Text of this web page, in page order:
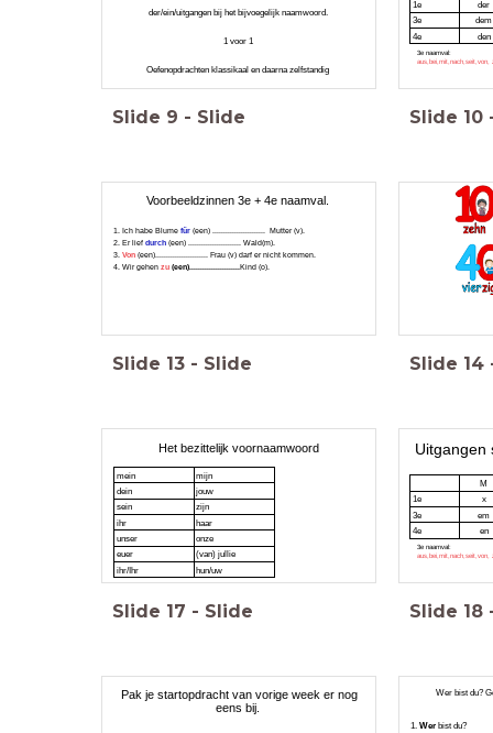
der/ein/uitgangen bij het bijvoegelijk naamwoord.
1 voor 1
Oefenopdrachten klassikaal en daarna zelfstandig
Slide 9 - Slide
1e
der
3e
dem
4e
den
3e naamval:
aus,bei,mit,nach,seit,von,
Slide 10
Voorbeeldzinnen 3e + 4e naamval.
1. Ich habe Blume für (een) ........................ Mutter (v).
2. Er lief durch (een) ........................ Wald(m).
3. Von (een)........................ Frau (v) darf er nicht kommen.
4. Wir gehen zu (een)....................... Kind (o).
Slide 13 - Slide Slide 14
Het bezittelijk voornaamwoord
mein
mijn
dein
jouw
sein
zijn
ihr
haar
unser
onze
euer
(van) jullie
ihr/Ihr
hun/uw
Slide 17 - Slide
Uitgangen
M
1e
x
3e
em
4e
en
3e naamval:
aus,bei,mit,nach,seit,von,
Slide 18
Pak je startopdracht van vorige week er nog
eens bij.
Wer bist du?
1. Wer bist du?